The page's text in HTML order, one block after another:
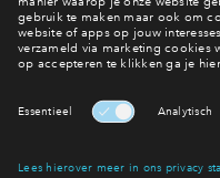
Wanneer krijg ik
Planning
Interesse?
Hiermee blijf je op de